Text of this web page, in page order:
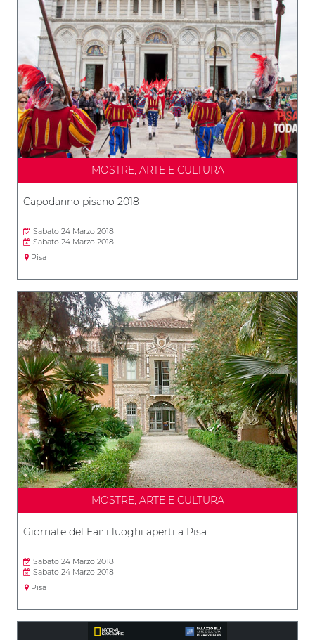
MOSTRE, ARTE E CULTURA
Capodanno pisano 2018
Sabato 24 Marzo 2018
Sabato 24 Marzo 2018
Pisa
MOSTRE, ARTE E CULTURA
Giornate del Fai: i luoghi aperti a Pisa
Sabato 24 Marzo 2018
Sabato 24 Marzo 2018
Pisa